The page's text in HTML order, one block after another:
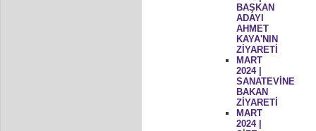
BAŞKAN
ADAYI
AHMET
KAYA'NIN
ZİYARETİ
MART
2024 |
SANATEVİNE
BAKAN
ZİYARETİ
MART
2024 |